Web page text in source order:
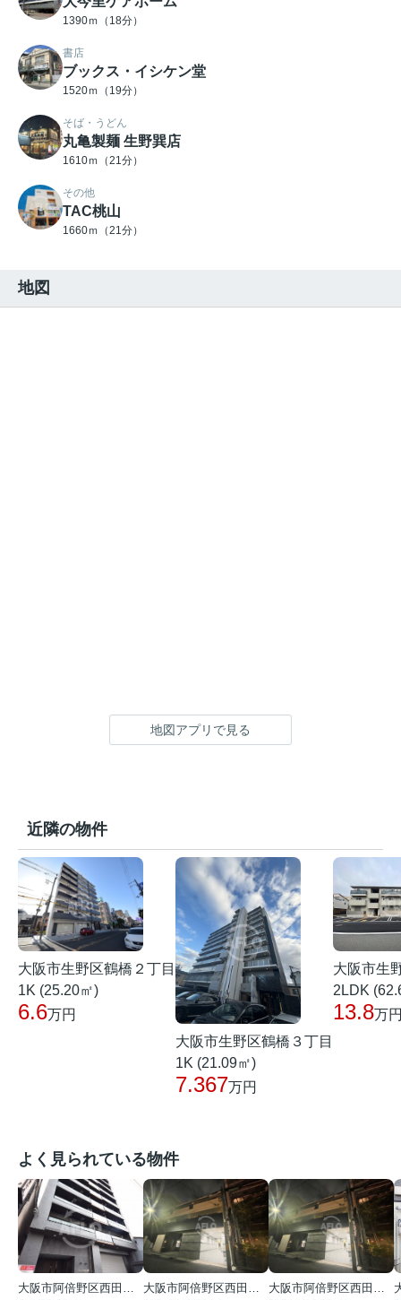
1390ｍ（18分）
書店
ブックス・イシケン堂
1520ｍ（19分）
そば・うどん
丸亀製麺 生野巽店
1610ｍ（21分）
その他
TAC桃山
1660ｍ（21分）
地図
地図アプリで見る
近隣の物件
大阪市生野区鶴橋２丁目
1K (25.20㎡)
6.6万円
大阪市生野区鶴橋３丁目
1K (21.09㎡)
7.367万円
大阪市生
2LDK
13.8万
よく見られている物件
大阪市阿倍野区西田辺町１丁目
大阪市阿倍野区西田辺町１丁目
大阪市阿倍野区西田辺町１丁目